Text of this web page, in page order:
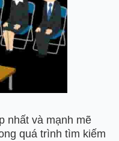
và mạnh mẽ
quá trình tìm kiếm